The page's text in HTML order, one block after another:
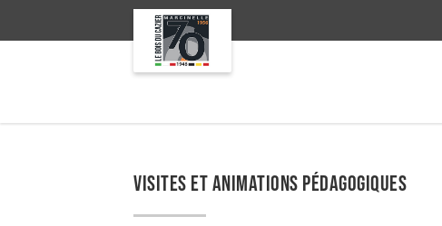
VISITES ET ANIMATIONS PÉDAGOGIQUES